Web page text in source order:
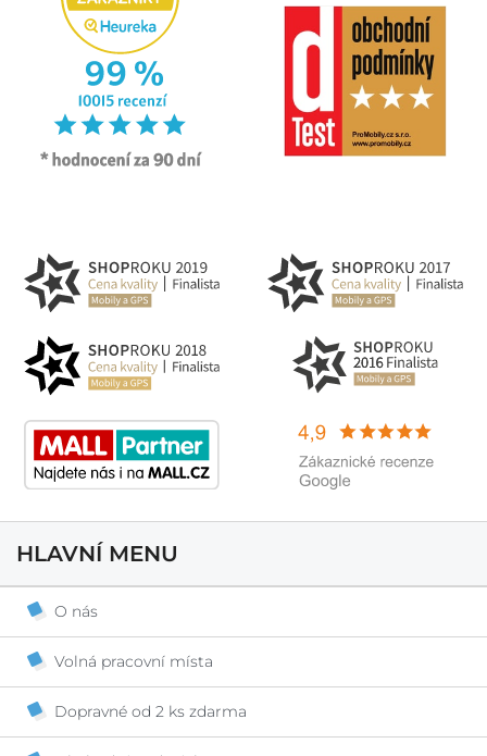
HLAVNÍ MENU
O nás
Volná pracovní místa
Dopravné od 2 ks zdarma